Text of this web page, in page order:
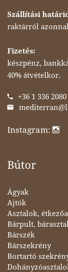
Szállítási
raktárról
Fizetés:
készpénz,
40% átvételkor.
+36 1 336 2080
Instagram:
Bútor
Ágyak
Ajtók
Asztalok,
Bárpult,
Bárszék
Bárszekrény
Bortartó